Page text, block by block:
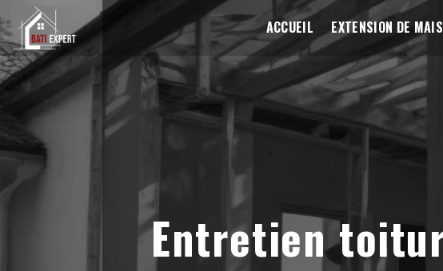
ACCUEIL EXTENSION DE
Entretien
Panneau de gestion des cookies